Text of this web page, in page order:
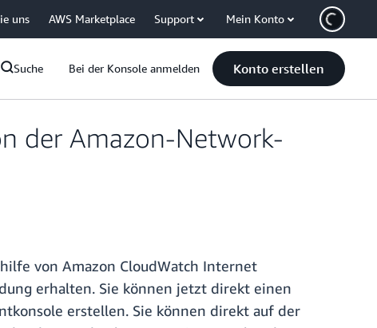
uns AWS Marketplace Support Mein Konto
Suche Bei der Konsole anmelden Konto erstellen
der Amazon-Network-
von Amazon CloudWatch Internet
erhalten. Sie können jetzt direkt einen
erstellen. Sie können direkt auf der